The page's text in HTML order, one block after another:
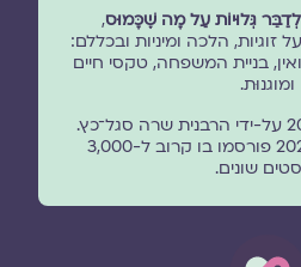
לְדַבֵּר גְּלוּיוֹת עַל מָה שֶׁכָּמוּס,
הלכה ומיניות ובכללם:
בניית המשפחה, טקסי חיים
ומוגנוּת.
המגזין נוסד בשנת 2019 על-ידי הרבנית שרה סגל־כץ.
עם הכניסה לשנת 2025 פורסמו בו קרוב ל-3,000
שונים.